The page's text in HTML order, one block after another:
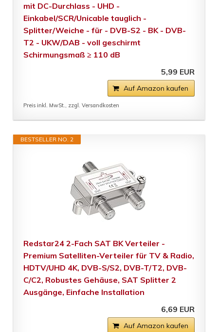
mit DC-Durchlass - UHD -
Einkabel/SCR/Unicable tauglich -
Splitter/Weiche - für - DVB-S2 - BK - DVB-
T2 - UKW/DAB - voll geschirmt
Schirmungsmaß ≥ 110 dB
5,99 EUR
Auf Amazon kaufen
Preis inkl. MwSt., zzgl. Versandkosten
BESTSELLER NO. 2
Redstar24 2-Fach SAT BK Verteiler -
Premium Satelliten-Verteiler für TV & Radio,
HDTV/UHD 4K, DVB-S/S2, DVB-T/T2, DVB-
C/C2, Robustes Gehäuse, SAT Splitter 2
Ausgänge, Einfache Installation
6,69 EUR
Auf Amazon kaufen